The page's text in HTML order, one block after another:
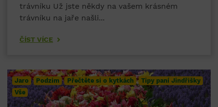
trávníku Už jste někdy na vašem krásném
trávníku na jaře našli...
ČÍST VÍCE
Jaro Podzim Přečtěte si o kytkách
Tipy paní Jindřišky
Vše